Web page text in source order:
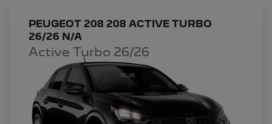
PEUGEOT 208 208 ACTIVE TURBO
26/26 N/A
Active Turbo 26/26